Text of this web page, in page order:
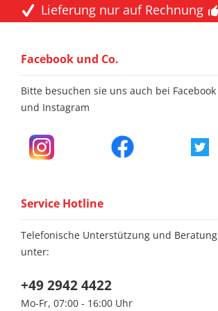
Lieferung nur auf Rechnung
Facebook und Co.
Bitte besuchen sie uns auch bei Facebook
und Instagram
Service Hotline
Telefonische Unterstützung und Beratung
unter:
+49 2942 4422
Mo-Fr, 07:00 - 16:00 Uhr